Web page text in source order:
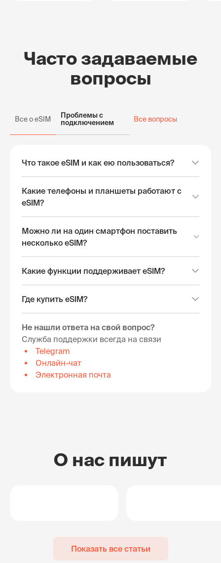
Часто задаваемые
вопросы
Все о eSIM
Проблемы с
подключением
Все вопросы
Что такое eSIM и как ею пользоваться?
Какие телефоны и планшеты работают с
eSIM?
Можно ли на один смартфон поставить
несколько eSIM?
Какие функции поддерживает eSIM?
Где купить eSIM?
Не нашли ответа на свой вопрос?
Служба поддержки всегда на связи
Telegram
Онлайн-чат
Электронная почта
О нас пишут
Показать все статьи